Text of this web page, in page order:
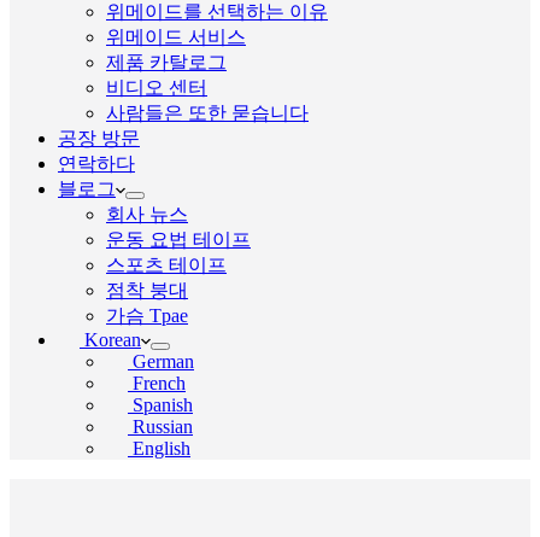
위메이드를 선택하는 이유
위메이드 서비스
제품 카탈로그
비디오 센터
사람들은 또한 묻습니다
공장 방문
연락하다
블로그
회사 뉴스
운동 요법 테이프
스포츠 테이프
점착 붕대
가슴 Tpae
Korean
German
French
Spanish
Russian
English